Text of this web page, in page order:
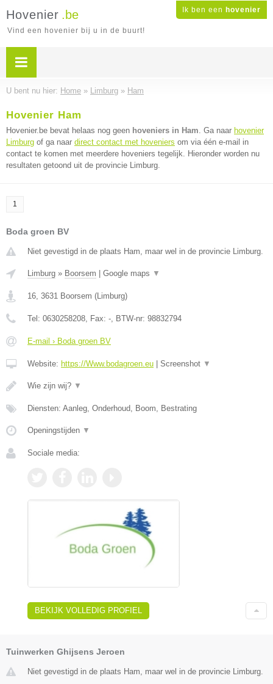
Ik ben een hovenier
Hovenier .be
Vind een hovenier bij u in de buurt!
U bent nu hier: Home » Limburg » Ham
Hovenier Ham
Hovenier.be bevat helaas nog geen hoveniers in Ham. Ga naar hovenier
Limburg of ga naar direct contact met hoveniers om via één e-mail in
contact te komen met meerdere hoveniers tegelijk. Hieronder worden nu
resultaten getoond uit de provincie Limburg.
1
Boda groen BV
Niet gevestigd in de plaats Ham, maar wel in de provincie Limburg.
Limburg » Boorsem Google maps ▼
16, 3631 Boorsem (Limburg)
Tel: 0630258208, Fax: -, BTW-nr: 98832794
E-mail › Boda groen BV
Website: https://Www.bodagroen.eu Screenshot ▼
Wie zijn wij? ▼
Diensten: Aanleg, Onderhoud, Boom, Bestrating
Openingstijden ▼
Sociale media:
BEKIJK VOLLEDIG PROFIEL
Tuinwerken Ghijsens Jeroen
Niet gevestigd in de plaats Ham, maar wel in de provincie Limburg.